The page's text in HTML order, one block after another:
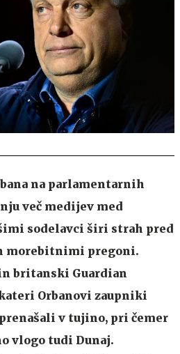
na parlamentarnih
več medijev med
sodelavci širi strah pred
morebitnimi pregoni.
britanski Guardian
Orbanovi zaupniki
v tujino, pri čemer
vlogo tudi Dunaj.